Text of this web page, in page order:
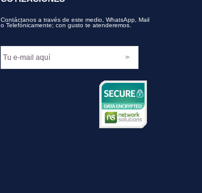
Contáctanos a través de este medio, WhatsApp, Mail
o Telefónicamente; con gusto te atenderemos.